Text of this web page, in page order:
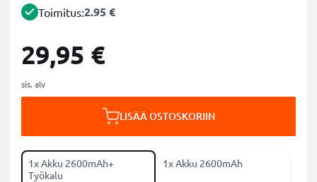
Toimitus:2.95 €
29,95 €
sis. alv
LISÄÄ OSTOSKORIIN
1x Akku 2600mAh+
Työkalu
1x Akku 2600mAh